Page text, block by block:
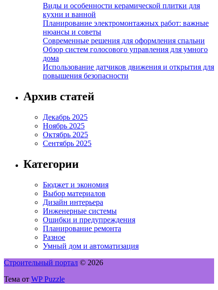
Виды и особенности керамической плитки для
кухни и ванной
Планирование электромонтажных работ: важные
нюансы и советы
Современные решения для оформления спальни
Обзор систем голосового управления для умного
дома
Использование датчиков движения и открытия для
повышения безопасности
Архив статей
Декабрь 2025
Ноябрь 2025
Октябрь 2025
Сентябрь 2025
Категории
Бюджет и экономия
Выбор материалов
Дизайн интерьера
Инженерные системы
Ошибки и предупреждения
Планирование ремонта
Разное
Умный дом и автоматизация
Строительный портал © 2026
Тема от WP Puzzle